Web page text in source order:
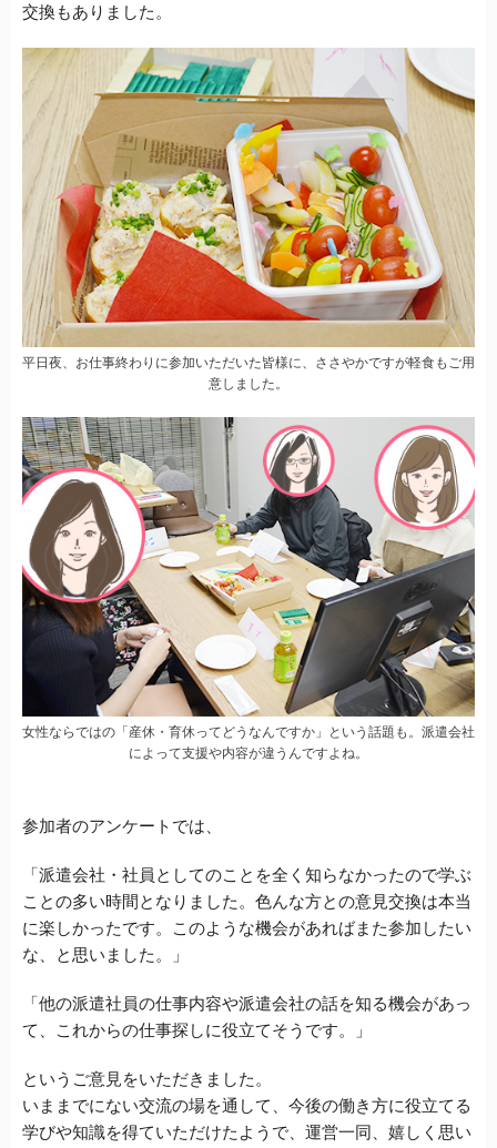
交換もありました。
平日夜、お仕事終わりに参加いただいた皆様に、ささやかですが軽食もご用
意しました。
女性ならではの「産休・育休ってどうなんですか」という話題も。派遣会社
によって支援や内容が違うんですよね。
参加者のアンケートでは、
「派遣会社・社員としてのことを全く知らなかったので学ぶ
ことの多い時間となりました。色んな方との意見交換は本当
に楽しかったです。このような機会があればまた参加したい
な、と思いました。」
「他の派遣社員の仕事内容や派遣会社の話を知る機会があっ
て、これからの仕事探しに役立てそうです。」
というご意見をいただきました。
いままでにない交流の場を通して、今後の働き方に役立てる
学びや知識を得ていただけたようで、運営一同、嬉しく思い